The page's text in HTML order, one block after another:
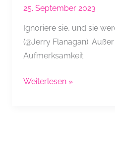
25. September 2023
Ignoriere sie, und sie
(@Jerry Flanagan).
Aufmerksamkeit
Kunden
Weiterlesen »